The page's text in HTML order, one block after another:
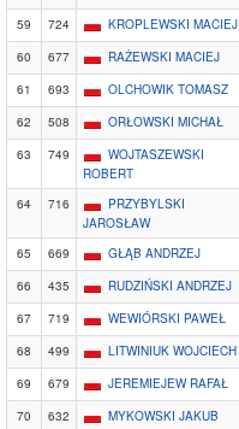
59
724 KROPLEWSKI MACIEJ
60
677 RAŻEWSKI MACIEJ
61
693 OLCHOWIK TOMASZ
62
508 ORŁOWSKI MICHAŁ
63
749
WOJTASZEWSKI
ROBERT
64 716
PRZYBYLSKI
JAROSŁAW
65 669 GŁĄB ANDRZEJ
66
435 RUDZIŃSKI ANDRZEJ
67
719 WEWIÓRSKI PAWEŁ
68
499 LITWINIUK WOJCIECH
69
679 JEREMIEJEW RAFAŁ
70
632 MYKOWSKI JAKUB